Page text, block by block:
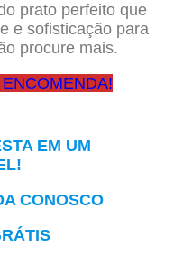
prato perfeito que
e sofisticação para
procure mais.
EM UM
CONOSCO